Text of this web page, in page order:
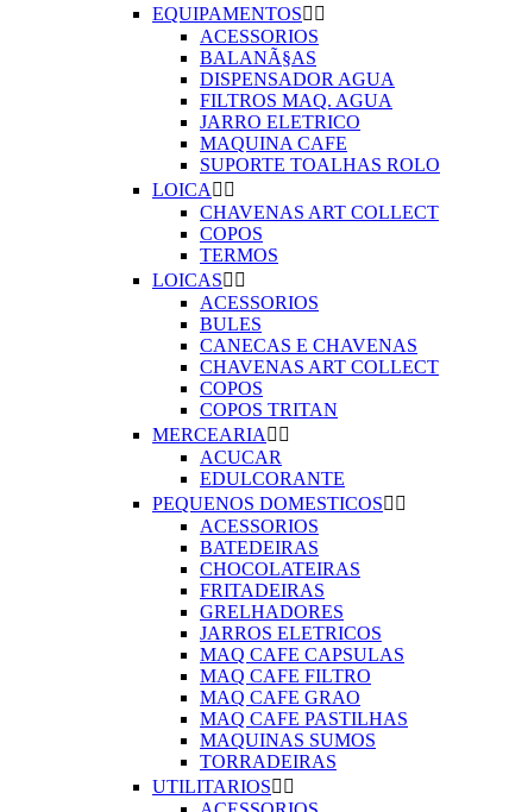
EQUIPAMENTOS 
ACESSORIOS
BALANÃ§AS
DISPENSADOR AGUA
FILTROS MAQ. AGUA
JARRO ELETRICO
MAQUINA CAFE
SUPORTE TOALHAS ROLO
LOICA  
CHAVENAS ART COLLECT
COPOS
TERMOS
LOICAS 
ACESSORIOS
BULES
CANECAS E CHAVENAS
CHAVENAS ART COLLECT
COPOS
COPOS TRITAN
MERCEARIA  
ACUCAR
EDULCORANTE
PEQUENOS DOMESTICOS 
ACESSORIOS
BATEDEIRAS
CHOCOLATEIRAS
FRITADEIRAS
GRELHADORES
JARROS ELETRICOS
MAQ CAFE CAPSULAS
MAQ CAFE FILTRO
MAQ CAFE GRAO
MAQ CAFE PASTILHAS
MAQUINAS SUMOS
TORRADEIRAS
UTILITARIOS 